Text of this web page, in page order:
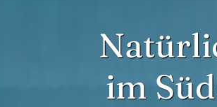
im